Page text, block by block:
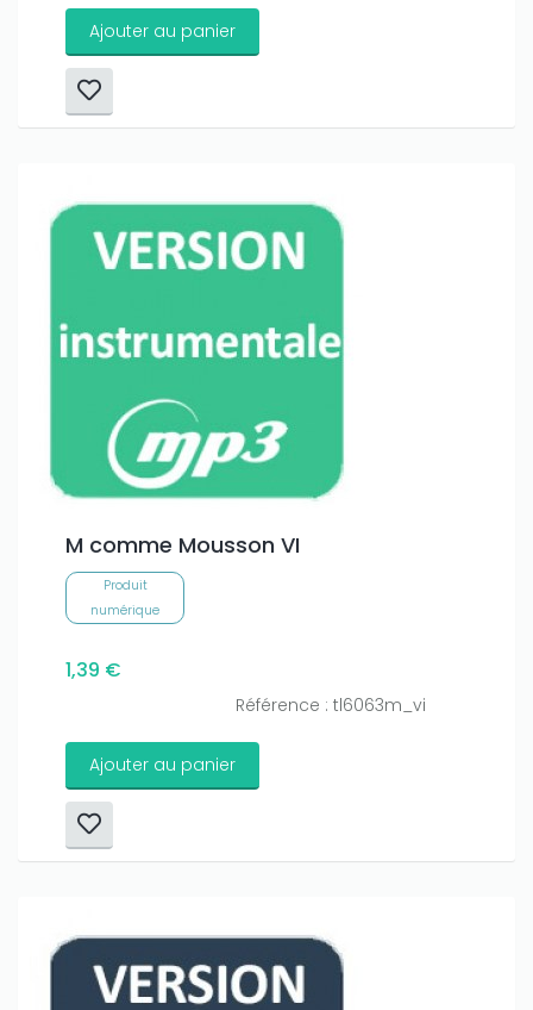
Ajouter au panier
M comme Mousson VI
Produit
numérique
1,39 €
Référence : tl6063m_vi
Ajouter au panier